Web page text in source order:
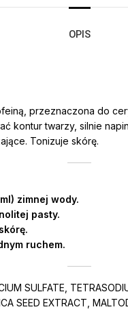
OPIS
przeznaczona do
kontur twarzy, silnie
Tonizuje skórę.
zimnej wody.
pasty.
ruchem.
SULFATE,
SEED EXTRACT,